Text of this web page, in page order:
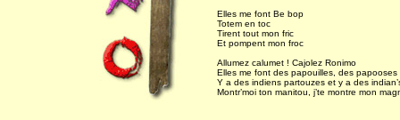
Elles me font Be bop
Totem en toc
Tirent tout mon fric
Et pompent mon froc
Allumez calumet ! Cajolez Ronimo
Elles me font des papouilles, des papooses
Y a des indiens partouzes et y a des
Montr’moi ton manitou, j’te montre mon